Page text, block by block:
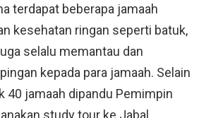
terdapat beberapa jamaah
kesehatan ringan seperti batuk,
selalu memantau dan
kepada para jamaah. Selain
40 jamaah dipandu Pemimpin
study tour ke Jabal